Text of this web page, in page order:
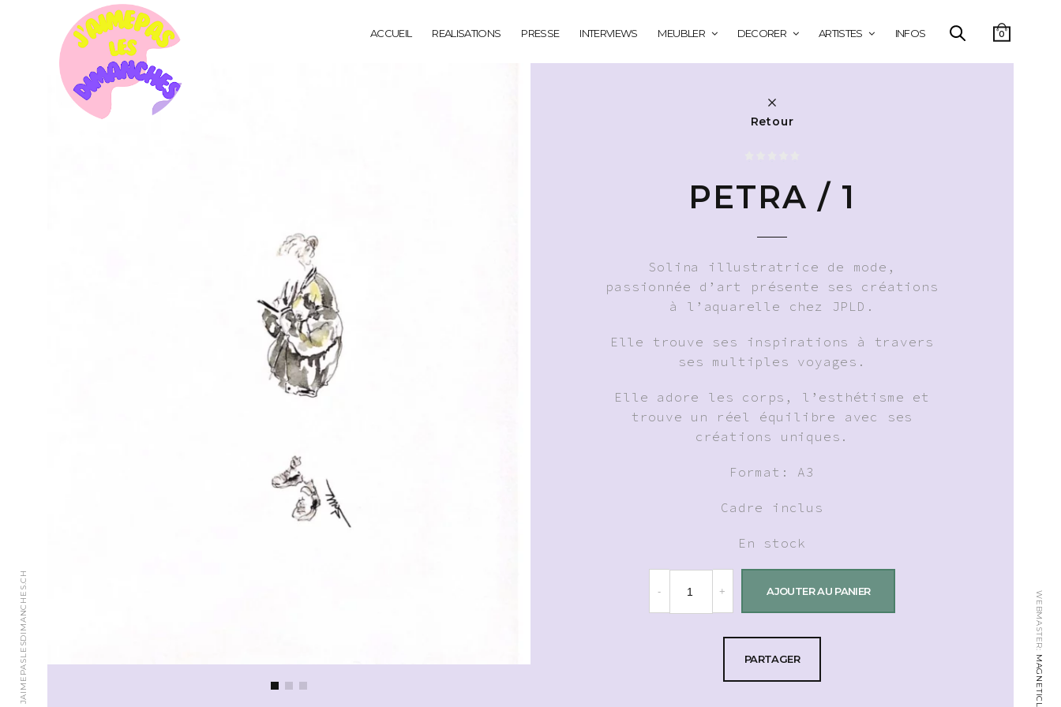
ACCUEIL REALISATIONS PRESSE INTERVIEWS MEUBLER DECORER ARTISTES INFOS 0
© 2018 JAIMEPASLESDIMANCHES.CH WEBMASTER:
Retour
PETRA / 1
Solina illustratrice de mode,
passionnée d’art présente ses créations
à l’aquarelle chez JPLD.
Elle trouve ses inspirations à travers
ses multiples voyages.
Elle adore les corps, l’esthétisme et
trouve un réel équilibre avec ses
créations uniques.
Format: A3
Cadre inclus
En stock
AJOUTER AU PANIER
PARTAGER